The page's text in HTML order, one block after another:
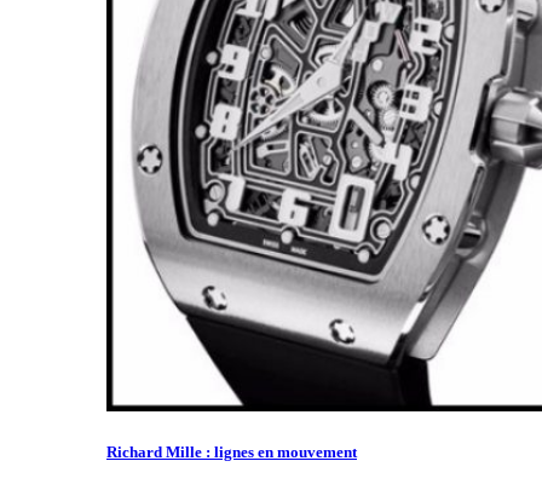
Richard Mille : lignes en mouvement